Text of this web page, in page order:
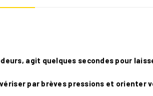
agit quelques secondes pour
par brèves pressions et orienter